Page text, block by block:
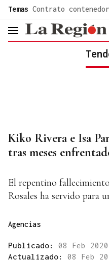
Temas Contrato
header.menu.open
Kiko Rivera e Isa
tras meses
El repentino
Rosales ha servido para
Agencias
Publicado: 08 Feb
Actualizado: 08 Feb